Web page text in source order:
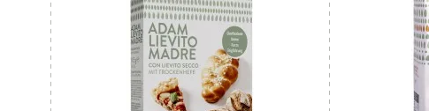
Molino Fuchs
Molino Merano
Niki Back - Preparati per canederli
Bolzano
Burgraviato
Merano e d'intorni
Focaccia
Nudel